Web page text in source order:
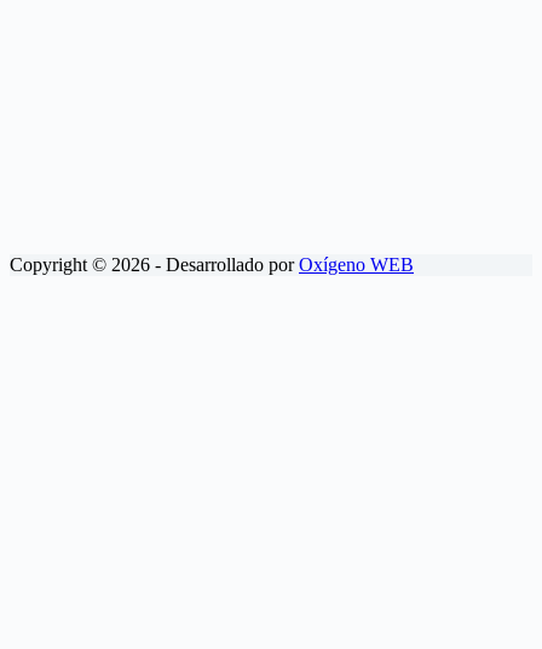
Copyright © 2026 - Desarrollado porOxígeno WEB